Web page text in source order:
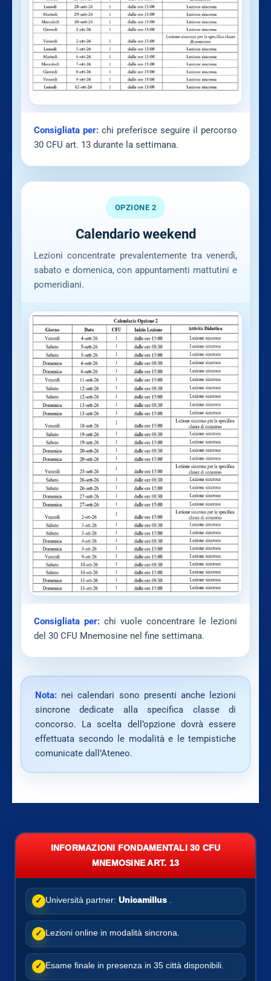
Consigliata per: chi preferisce seguire il percorso
30 CFU art. 13 durante la settimana.
OPZIONE 2
Calendario weekend
Lezioni concentrate prevalentemente tra venerdì,
sabato e domenica, con appuntamenti mattutini e
pomeridiani.
Consigliata per: chi vuole concentrare le lezioni
del 30 CFU Mnemosine nel fine settimana.
Nota: nei calendari sono presenti anche lezioni
sincrone dedicate alla specifica classe di
concorso. La scelta dell’opzione dovrà essere
effettuata secondo le modalità e le tempistiche
comunicate dall’Ateneo.
INFORMAZIONI FONDAMENTALI 30 CFU
MNEMOSINE ART. 13
✓ Università partner: Unicamillus
✓ Lezioni online in modalità sincrona.
✓ Esame finale in presenza in 35 città disponibili.